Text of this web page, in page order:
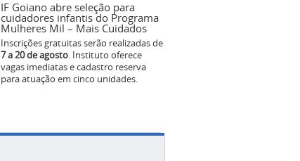
IF Goiano abre seleção para
cuidadores infantis do Programa
Mulheres Mil – Mais Cuidados
Inscrições gratuitas serão realizadas de
7 a 20 de agosto. Instituto oferece
vagas imediatas e cadastro reserva
para atuação em cinco unidades.